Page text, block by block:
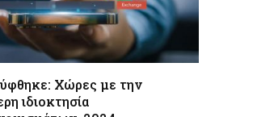
Χώρες με την
ιδιοκτησία